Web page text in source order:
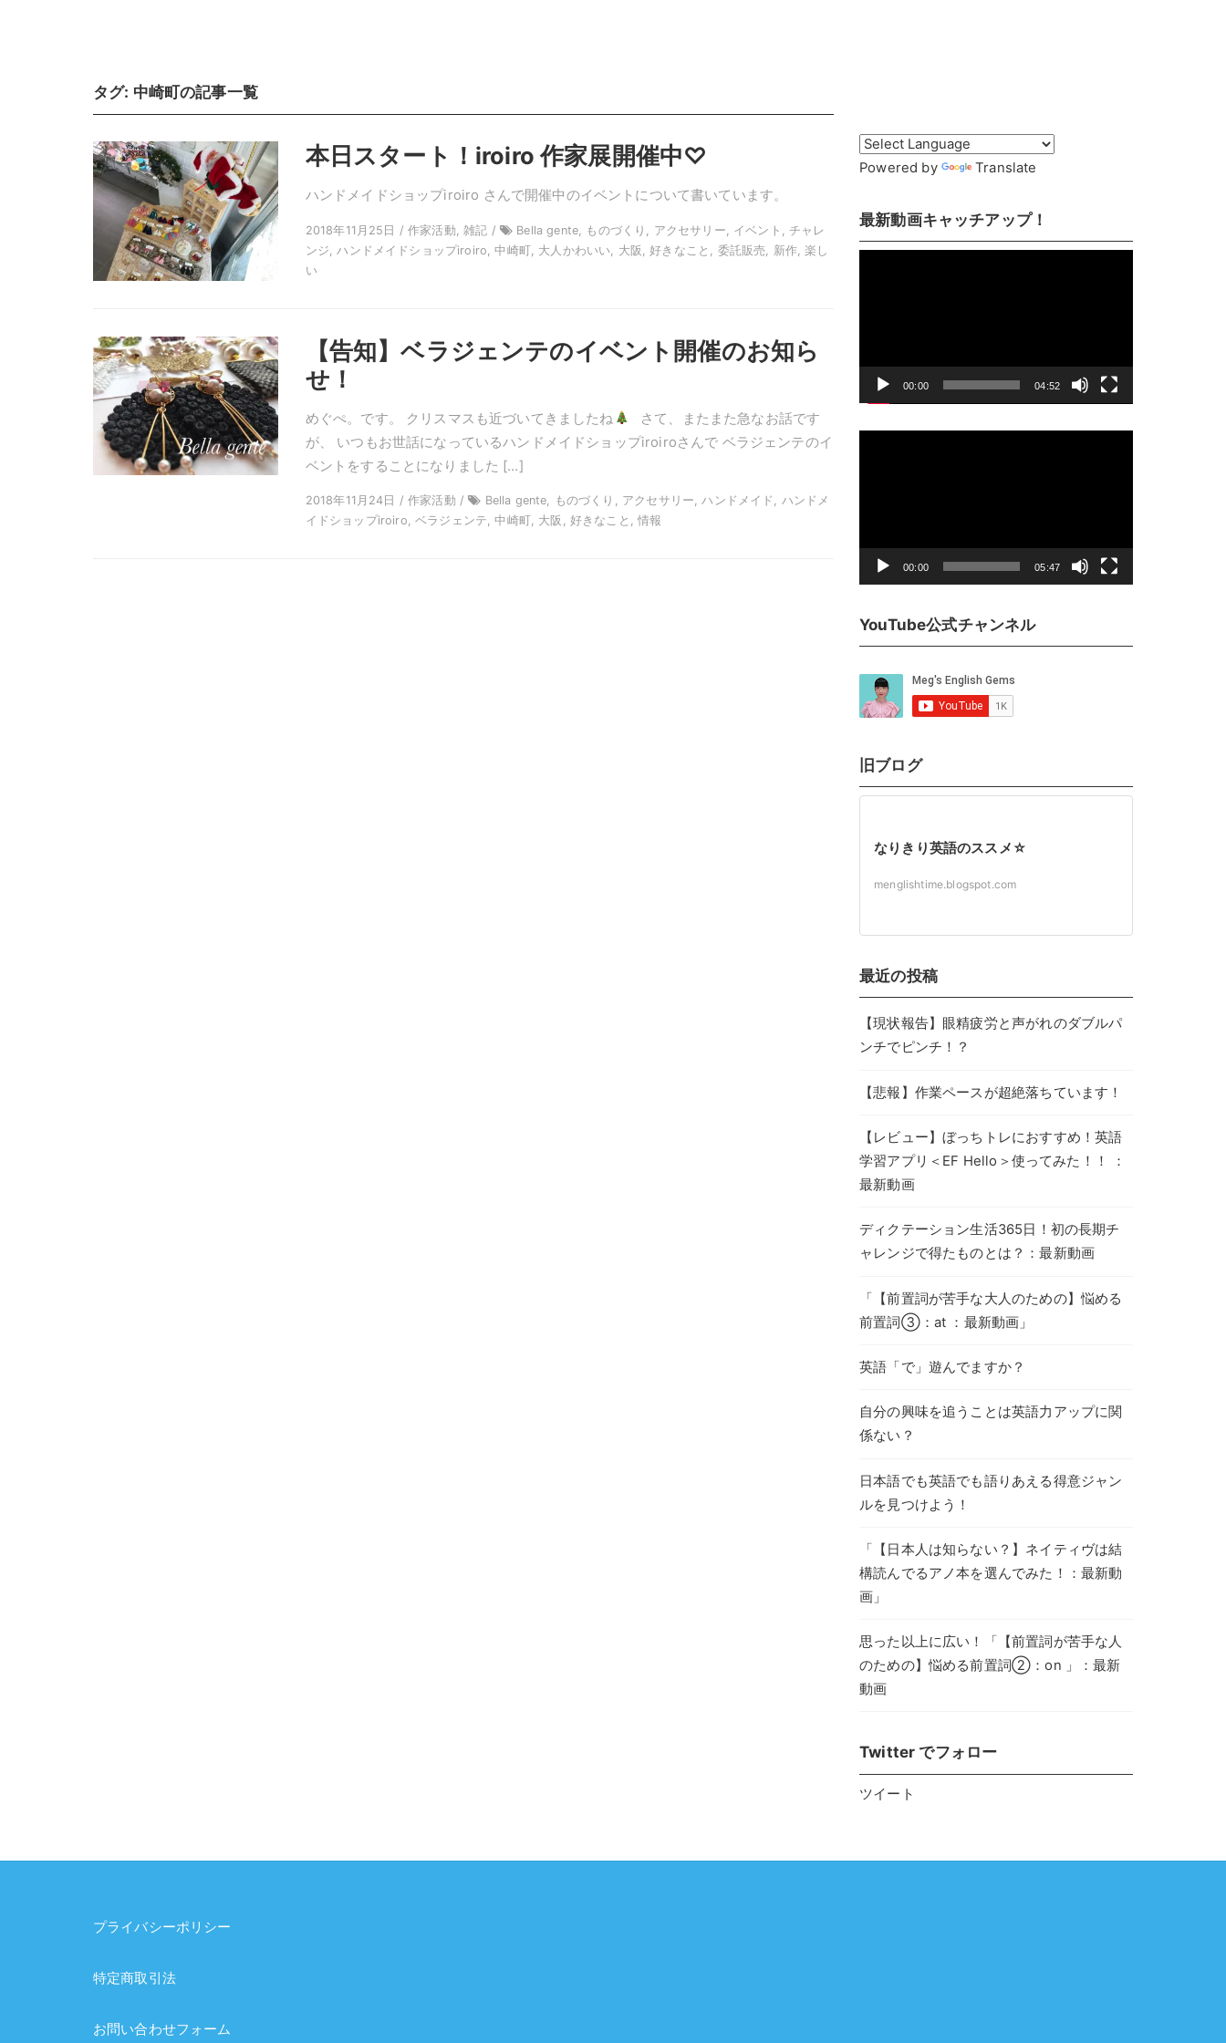
タグ: 中崎町の記事一覧
本日スタート！iroiro 作家展開催中♡
ハンドメイドショップiroiro さんで開催中のイベントについて書いています。
2018年11月25日 / 作家活動, 雑記 /
Bella gente, ものづくり, アクセサリー, イベント, チャレ
ンジ, ハンドメイドショップiroiro, 中崎町, 大人かわいい, 大阪, 好きなこと, 委託販売, 新作, 楽し
い
【告知】ベラジェンテのイベント開催のお知ら
せ！
めぐぺ。です。 クリスマスも近づいてきましたね
さて、またまた急なお話です
が、 いつもお世話になっているハンドメイドショップiroiroさんで ベラジェンテのイ
ベントをすることになりました […]
2018年11月24日 / 作家活動 /
Bella gente, ものづくり, アクセサリー, ハンドメイド, ハンドメ
イドショップiroiro, ベラジェンテ, 中崎町, 大阪, 好きなこと, 情報
Powered by Translate
最新動画キャッチアップ！
ー
00:00 04:52
ー
00:00 05:47
YouTube公式チャンネル
旧ブログ
なりきり英語のススメ☆
menglishtime.blogspot.com
最近の投稿
【現状報告】眼精疲労と声がれのダブルパ
ンチでピンチ！？
【悲報】作業ペースが超絶落ちています！
【レビュー】ぼっちトレにおすすめ！英語
学習アプリ＜EF Hello＞使ってみた！！ ：
最新動画
ディクテーション生活365日！初の長期チ
ャレンジで得たものとは？：最新動画
「【前置詞が苦手な大人のための】悩める
前置詞③：at ：最新動画」
英語「で」遊んでますか？
自分の興味を追うことは英語力アップに関
係ない？
日本語でも英語でも語りあえる得意ジャン
ルを見つけよう！
「【日本人は知らない？】ネイティヴは結
構読んでるアノ本を選んでみた！：最新動
画」
思った以上に広い！「【前置詞が苦手な人
のための】悩める前置詞②：on 」：最新
動画
Twitter でフォロー
ツイート
プライバシーポリシー
特定商取引法
お問い合わせフォーム